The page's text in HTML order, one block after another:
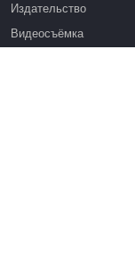
Издательство
Видеосъёмка